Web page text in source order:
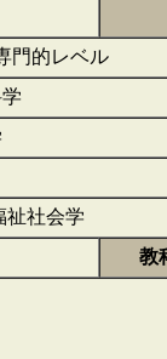
門的レベル
祉社会学
教